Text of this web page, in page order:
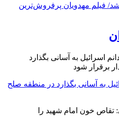
فیلم مهدویان پرفروش‌ترین
به آسانی بگذارد در منطقه صلح